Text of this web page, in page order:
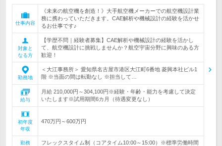
仕事内容
《未来の航空機を創造！》大手航空機メーカーでの航空機設計業
務に携わっていただきます。CAE解析や機械設計の経験を活かせ
るお仕事です♪
対象と
なる方
【学歴不問｜経験者募集】CAE解析や機械設計の経験を活かし
て、航空機設計に挑戦しませんか？航空宇宙分野に興味のある方
歓迎！
勤務地
＜大江事務所＞ 愛知県名古屋市港区大江町6番地 菱興本社ビル1
階 ※当面の間は転勤なし ※担当して…
給与
月給 210,000円～304,100円※経験・年齢・能力を考慮して決定
いたします※試用期間6カ月（待遇変更なし）
初年度
年収
470万円～600万円
勤務
フレックスタイム制（コアタイム10:00～15:00）※標準労働時間